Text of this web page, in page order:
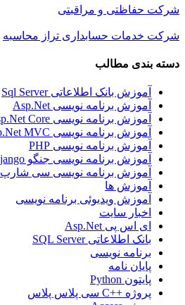
شرکت حفاظتی و مراقبتی
شرکت خدمات حسابداری تراز محاسبه
دسته بندی مطالب
آموزش بانک اطلاعاتی Sql Server
آموزش برنامه نویسی Asp.Net
آموزش برنامه نویسی Asp.Net Core
آموزش برنامه نویسی Asp.Net MVC
آموزش برنامه نویسی PHP
آموزش برنامه نویسی جنگو Django
آموزش برنامه نویسی سی شارپ
آموزش ها
آموزش ویدیوئی برنامه نویسی
اخبار سایت
ای اس پی Asp.Net
بانک اطلاعاتی SQL Server
برنامه نویسی
پایان نامه
پایتون Python
پروژه ++C سی پلاس پلاس